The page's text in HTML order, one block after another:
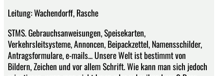
Leitung: Wachendorff, Rasche
STMS. Gebrauchsanweisungen, Speisekarten,
Verkehrsleitsysteme, Annoncen, Beipackzettel, Namensschilder,
Antragsformulare, e-mails... Unsere Welt ist bestimmt von
Bildern, Zeichen und vor allem Schrift. Wie kann man sich jedoch